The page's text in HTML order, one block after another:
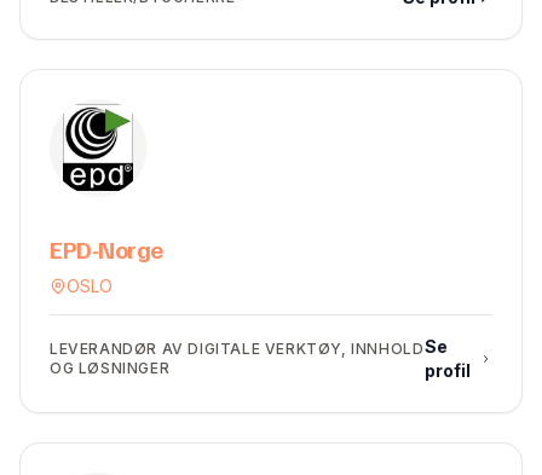
EPD-Norge
OSLO
LEVERANDØR AV DIGITALE VERKTØY, INNHOLD
OG LØSNINGER
Se
profil